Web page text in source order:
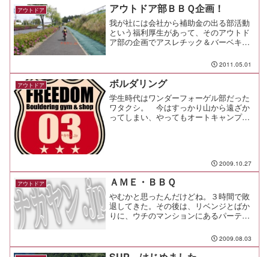
アウトドア アウトドア部ＢＢＱ企画！
我が社には会社から補助金の出る部活動
という福利厚生があって、そのアウトド
ア部の企画でアスレチック＆バーベキュ
催者なんだけどね（笑場所は東急田園都
市線のつくし野駅、もしくはすずかけ台
駅から徒歩１５分くらいの...
2011.05.01
アウトドア ボルダリング
学生時代はワンダーフォーゲル部だった
ワタクシ。 今はすっかり山から遠ざか
ってしまい、やってもオートキャンプと
2009.10.27
アウトドア ＡＭＥ・ＢＢＱ
やむかと思ったんだけどね。３時間で敗
退してきた。その後は、リベンジとばか
りに、ウチのマンションにあるパーティ
近い団体さんが複数来ていて、屋根付き
エリアはすでに満員御礼の状況。既に申
込時に団体さん同士の場所...
2009.08.03